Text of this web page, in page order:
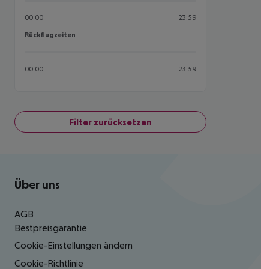
00:00 23:59
Rückflugzeiten
Rückflugzeiten
00:00 23:59
Filter zurücksetzen
Footer navigation
Über uns
AGB
Bestpreisgarantie
Cookie-Einstellungen ändern
Cookie-Richtlinie